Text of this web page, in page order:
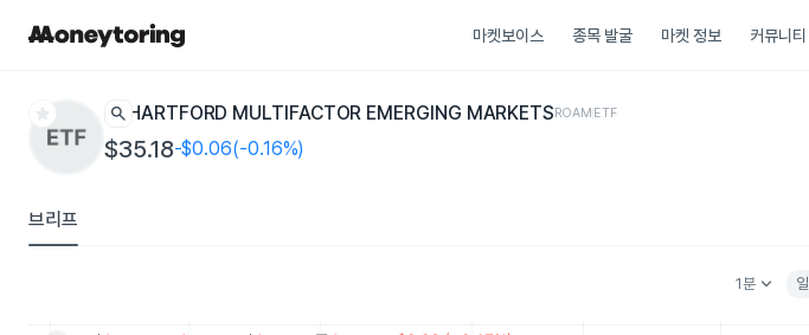
마켓보이스 종목 발굴 마켓 정보 커뮤니티
star search HARTFORD MULTIFACTOR EMERGING MARKETSROAMETF
$35.18-$0.06(-0.16%)
브리프
1분keyboard_arrow_down 일